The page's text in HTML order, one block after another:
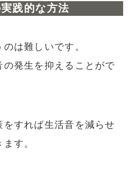
践的な方法
は難しいです。
発生を抑えることがで
すれば生活音を減らせ
す。